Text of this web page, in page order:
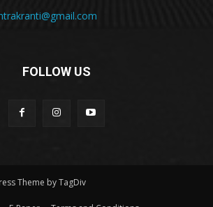
FOLLOW US
Theme by TagDiv